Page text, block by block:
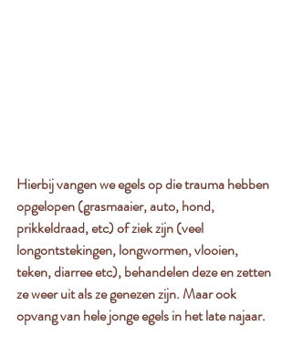
Hierbij vangen we egels op die trauma hebben
opgelopen (grasmaaier, auto, hond,
prikkeldraad, etc) of ziek zijn (veel
longontstekingen, longwormen, vlooien,
teken, diarree etc), behandelen deze en zetten
ze weer uit als ze genezen zijn. Maar ook
opvang van hele jonge egels in het late najaar.